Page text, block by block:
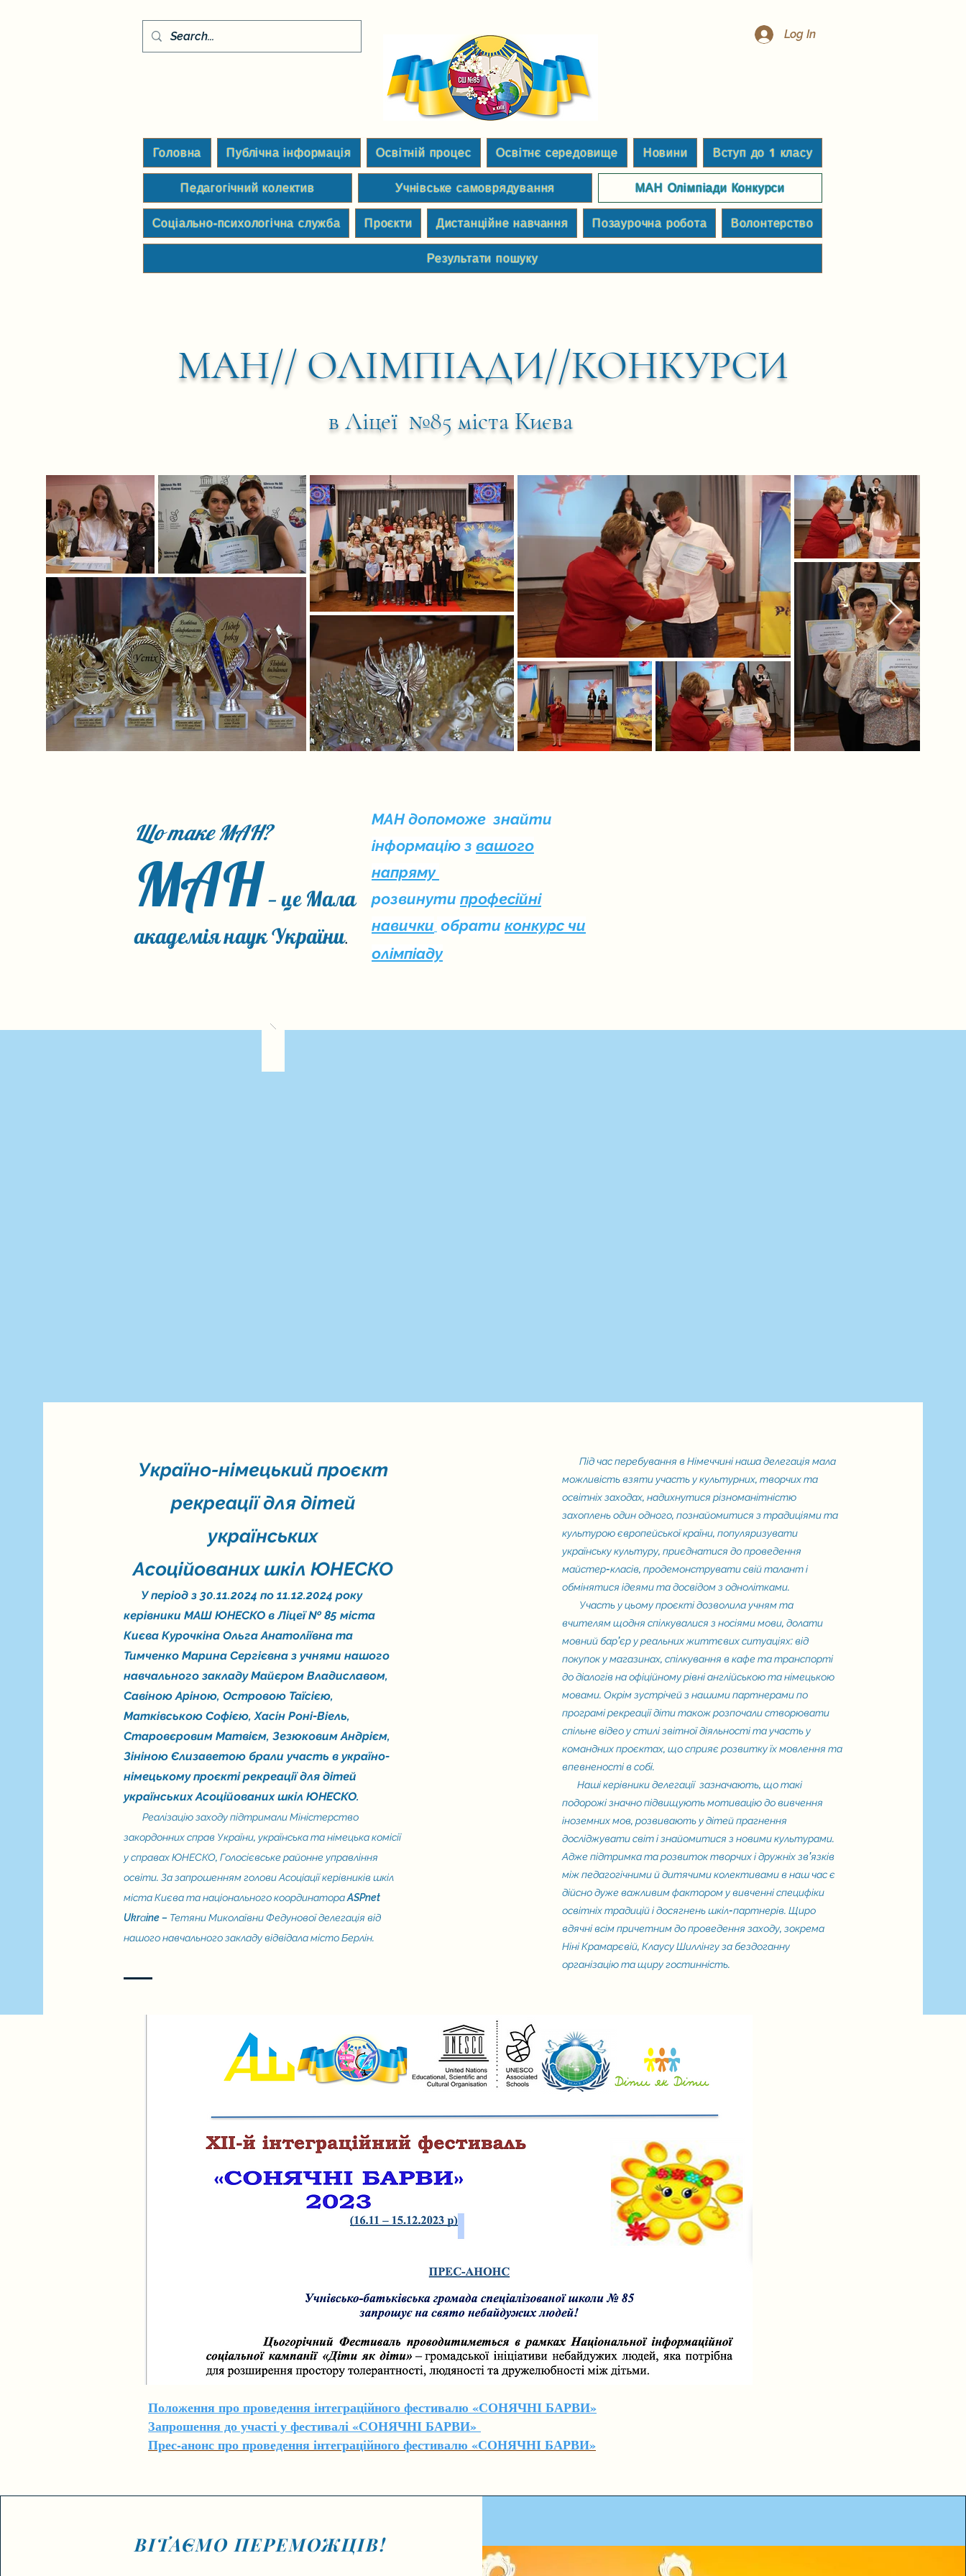
Log In
Головна Публічна інформація Освітній процес Освітнє середовище Новини Вступ до 1 класу
Педагогічний колектив Учнівське самоврядування МАН Олімпіади Конкурси
Соціально-психологічна служба Проєкти Дистанційне навчання Позаурочна робота Волонтерство
Результати пошуку
МАН// ОЛІМПІАДИ//КОНКУРСИ
в Ліцеї №85 міста Києва
Що таке МАН?
МАН— це Мала
академія наук України.
МАН допоможе знайти
інформацію з вашого
напряму
розвинути професійні
навички обрати конкурс чи
олімпіаду
Україно-німецький проєкт
рекреації для дітей
українських
Асоційованих шкіл ЮНЕСКО
У період з 30.11.2024 по 11.12.2024 року
керівники МАШ ЮНЕСКО в Ліцеї № 85 міста
Києва Курочкіна Ольга Анатоліївна та
Тимченко Марина Сергієвна з учнями нашого
навчального закладу Майєром Владиславом,
Савіною Аріною, Островою Таїсією,
Матківською Софією, Хасін Роні-Віель,
Старовєровим Матвієм, Зезюковим Андрієм,
Зініною Єлизаветою брали участь в україно-
німецькому проєкті рекреації для дітей
українських Асоційованих шкіл ЮНЕСКО.
Реалізацію заходу підтримали Міністерство
закордонних справ України, українська та німецька комісії
у справах ЮНЕСКО, Голосієвське районне управління
освіти. За запрошенням голови Асоціації керівників шкіл
міста Києва та національного координатора ASPnet
Ukrаine – Тетяни Миколаївни Федунової делегація від
нашого навчального закладу відвідала місто Берлін.
Під час перебування в Німеччині наша делегація мала
можливість взяти участь у культурних, творчих та
освітніх заходах, надихнутися різноманітністю
захоплень один одного, познайомитися з традиціями та
культурою європейської країни, популяризувати
українську культуру, приєднатися до проведення
майстер-класів, продемонструвати свій талант і
обмінятися ідеями та досвідом з однолітками.
Участь у цьому проєкті дозволила учням та
вчителям щодня спілкувалися з носіями мови, долати
мовний бар’єр у реальних життєвих ситуаціях: від
покупок у магазинах, спілкування в кафе та транспорті
до діалогів на офіційному рівні англійською та німецькою
мовами. Окрім зустрічей з нашими партнерами по
програмі рекреації діти також розпочали створювати
спільне відео у стилі звітної діяльності та участь у
командних проєктах, що сприяє розвитку їх мовлення та
впевненості в собі.
Наші керівники делегації зазначають, що такі
подорожі значно підвищують мотивацію до вивчення
іноземних мов, розвивають у дітей прагнення
досліджувати світ і знайомитися з новими культурами.
Адже підтримка та розвиток творчих і дружніх зв’язків
між педагогічними й дитячими колективами в наш час є
дійсно дуже важливим фактором у вивченні специфіки
освітніх традицій і досягнень шкіл-партнерів. Щиро
вдячні всім причетним до проведення заходу, зокрема
Ніні Крамарєвій, Клаусу Шиллінгу за бездоганну
організацію та щиру гостинність.
Положення про проведення інтеграційного фестивалю «СОНЯЧНІ БАРВИ»
Запрошення до участі у фестивалі «СОНЯЧНІ БАРВИ»
Прес-анонс про проведення інтеграційного фестивалю «СОНЯЧНІ БАРВИ»
ВІТАЄМО ПЕРЕМОЖЦІВ!